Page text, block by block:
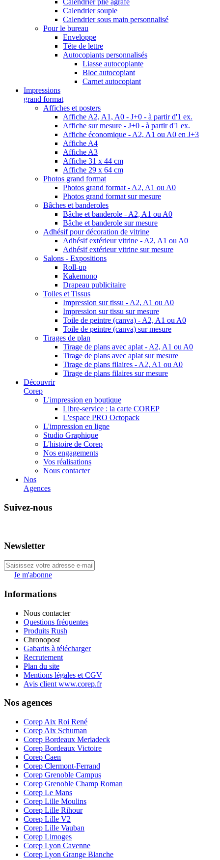
Calendrier plié agrafé
Calendrier souple
Calendrier sous main personnalisé
Pour le bureau
Enveloppe
Tête de lettre
Autocopiants personnalisés
Liasse autocopiante
Bloc autocopiant
Carnet autocopiant
Impressions
grand format
Affiches et posters
Affiche A2, A1, A0 - J+0 - à partir d'1 ex.
Affiche sur mesure - J+0 - à partir d'1 ex.
Affiche économique - A2, A1 ou A0 en J+3
Affiche A4
Affiche A3
Affiche 31 x 44 cm
Affiche 29 x 64 cm
Photos grand format
Photos grand format - A2, A1 ou A0
Photos grand format sur mesure
Bâches et banderoles
Bâche et banderole - A2, A1 ou A0
Bâche et banderole sur mesure
Adhésif pour décoration de vitrine
Adhésif extérieur vitrine - A2, A1 ou A0
Adhésif extérieur vitrine sur mesure
Salons - Expositions
Roll-up
Kakemono
Drapeau publicitaire
Toiles et Tissus
Impression sur tissu - A2, A1 ou A0
Impression sur tissu sur mesure
Toile de peintre (canva) - A2, A1 ou A0
Toile de peintre (canva) sur mesure
Tirages de plan
Tirage de plans avec aplat - A2, A1 ou A0
Tirage de plans avec aplat sur mesure
Tirage de plans filaires - A2, A1 ou A0
Tirage de plans filaires sur mesure
Découvrir
Corep
L'impression en boutique
Libre-service : la carte COREP
L'espace PRO Octopack
L'impression en ligne
Studio Graphique
L'histoire de Corep
Nos engagements
Vos réalisations
Nous contacter
Nos
Agences
Suivez-nous
Newsletter
Je m'abonne
Informations
Nous contacter
Questions fréquentes
Produits Rush
Chronopost
Gabarits à télécharger
Recrutement
Plan du site
Mentions légales et CGV
Avis client www.corep.fr
Nos agences
Corep Aix Roi René
Corep Aix Schuman
Corep Bordeaux Meriadeck
Corep Bordeaux Victoire
Corep Caen
Corep Clermont-Ferrand
Corep Grenoble Campus
Corep Grenoble Champ Roman
Corep Le Mans
Corep Lille Moulins
Corep Lille Rihour
Corep Lille V2
Corep Lille Vauban
Corep Limoges
Corep Lyon Cavenne
Corep Lyon Grange Blanche